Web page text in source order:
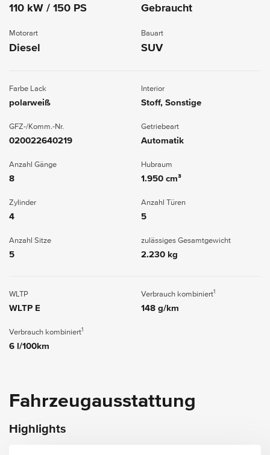
110 kW / 150 PS Gebraucht
Motorart
Diesel
Bauart
SUV
Farbe Lack
polarweiß
Interior
Stoff, Sonstige
GFZ-/Komm.-Nr.
020022640219
Getriebeart
Automatik
Anzahl Gänge
8
Hubraum
1.950 cm³
Zylinder
4
Anzahl Türen
5
Anzahl Sitze
5
zulässiges Gesamtgewicht
2.230 kg
WLTP
WLTP E
Verbrauch kombiniert1
148 g/km
Verbrauch kombiniert1
6 l/100km
Fahrzeugausstattung
Highlights